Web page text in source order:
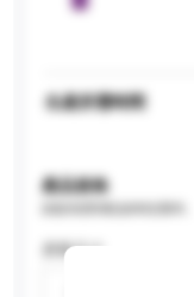
生產所需時間
產品規格
屏幕尺寸